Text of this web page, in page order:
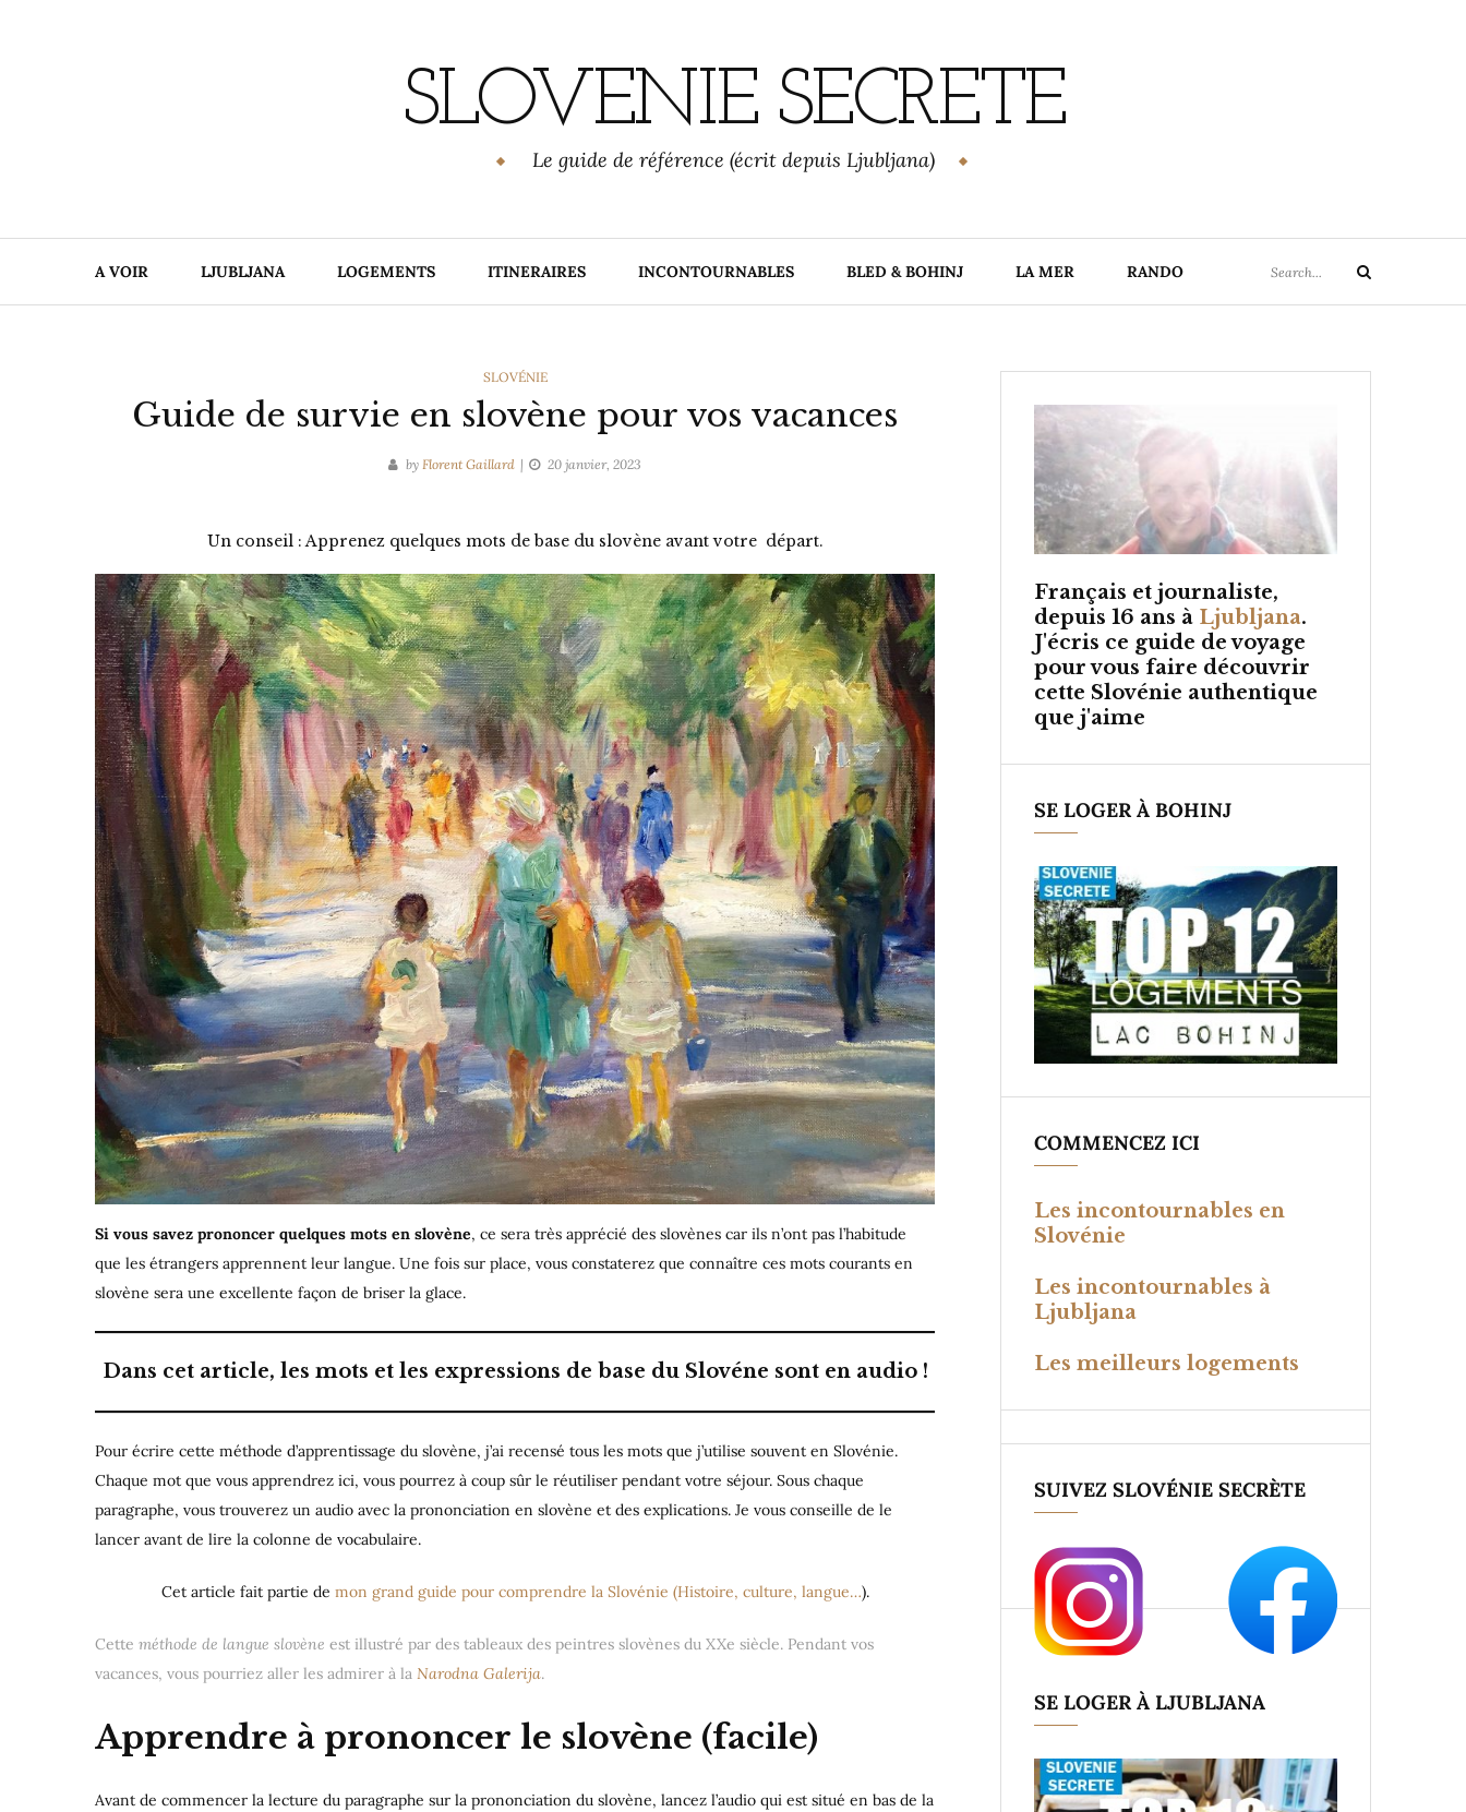
SLOVENIE SECRETE
Le guide de référence (écrit depuis Ljubljana)
A VOIR LJUBLJANA LOGEMENTS ITINERAIRES INCONTOURNABLES BLED & BOHINJ LA MER RANDO
for:
Search
CATEGORIES
SLOVÉNIE
Guide de survie en slovène pour vos vacances
by Florent Gaillard 20 janvier, 2023
Un conseil : Apprenez quelques mots de base du slovène avant votre départ.
Si vous savez prononcer quelques mots en slovène, ce sera très apprécié des slovènes car ils n’ont pas l’habitude
que les étrangers apprennent leur langue. Une fois sur place, vous constaterez que connaître ces mots courants en
slovène sera une excellente façon de briser la glace.
Dans cet article, les mots et les expressions de base du Slovéne sont en audio !
Pour écrire cette méthode d’apprentissage du slovène, j’ai recensé tous les mots que j’utilise souvent en Slovénie.
Chaque mot que vous apprendrez ici, vous pourrez à coup sûr le réutiliser pendant votre séjour. Sous chaque
paragraphe, vous trouverez un audio avec la prononciation en slovène et des explications. Je vous conseille de le
lancer avant de lire la colonne de vocabulaire.
Cet article fait partie de mon grand guide pour comprendre la Slovénie (Histoire, culture, langue…).
Cette méthode de langue slovène est illustré par des tableaux des peintres slovènes du XXe siècle. Pendant vos
vacances, vous pourriez aller les admirer à la Narodna Galerija.
Apprendre à prononcer le slovène (facile)
Avant de commencer la lecture du paragraphe sur la prononciation du slovène, lancez l’audio qui est situé en bas de la
Français et journaliste,
depuis 16 ans à Ljubljana.
J'écris ce guide de voyage
pour vous faire découvrir
cette Slovénie authentique
que j'aime
SE LOGER À BOHINJ
COMMENCEZ ICI
Les incontournables en
Slovénie
Les incontournables à
Ljubljana
Les meilleurs logements
SUIVEZ SLOVÉNIE SECRÈTE
SE LOGER À LJUBLJANA